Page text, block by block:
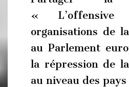
«
organisations de
au Parlement
la répression de
au niveau des